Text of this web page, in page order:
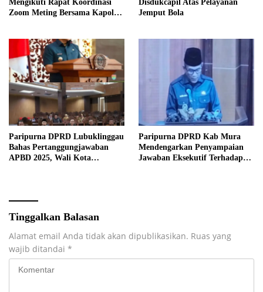
Mengikuti Rapat Koordinasi
Zoom Meting Bersama Kapolres
Disdukcapil Atas Pelayanan
Jemput Bola
Paripurna DPRD Lubuklinggau
Bahas Pertanggungjawaban
APBD 2025, Wali Kota
Paripurna DPRD Kab Mura
Mendengarkan Penyampaian
Jawaban Eksekutif Terhadap
Tinggalkan Balasan
Alamat email Anda tidak akan dipublikasikan. Ruas yang
wajib ditandai *